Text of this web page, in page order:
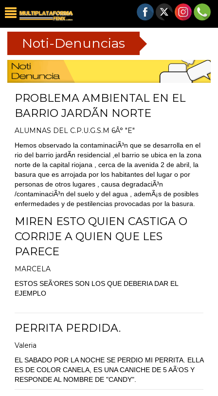
Noti-Denuncias
PROBLEMA AMBIENTAL EN EL
BARRIO JARDÃN NORTE
ALUMNAS DEL C.P.U.G.S.M 6Â° "E"
Hemos observado la contaminaciÃ³n que se desarrolla en el
rio del barrio jardÃ­n residencial ,el barrio se ubica en la zona
norte de la capital riojana , cerca de la avenida 2 de abril, la
basura que es arrojada por los habitantes del lugar o por
personas de otros lugares , causa degradaciÃ³n
/contaminaciÃ³n del suelo y del agua , ademÃ¡s de posibles
enfermedades y de pestilencias provocadas por la basura.
MIREN ESTO QUIEN CASTIGA O
CORRIJE A QUIEN QUE LES
PARECE
MARCELA
ESTOS SEÃ‘ORES SON LOS QUE DEBERIA DAR EL
EJEMPLO
PERRITA PERDIDA.
Valeria
EL SABADO POR LA NOCHE SE PERDIO MI PERRITA. ELLA
ES DE COLOR CANELA, ES UNA CANICHE DE 5 AÃ‘OS Y
RESPONDE AL NOMBRE DE "CANDY".